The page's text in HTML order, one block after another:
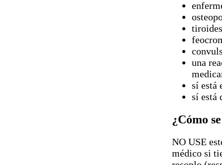
una
sí está
sí está
¿Cómo
NO USE
médico si